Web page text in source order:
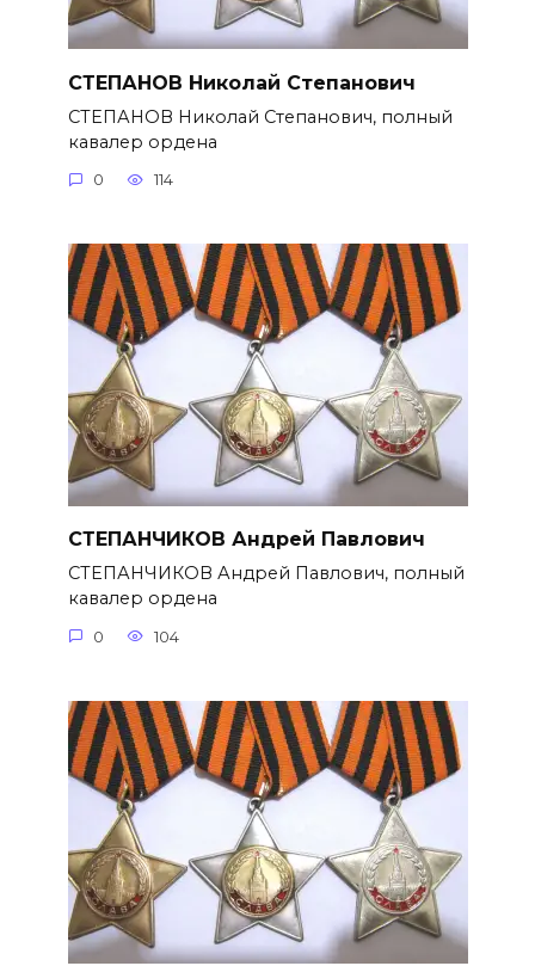
СТЕПАНОВ Николай Степанович
СТЕПАНОВ Николай Степанович, полный
кавалер ордена
0 114
СТЕПАНЧИКОВ Андрей Павлович
СТЕПАНЧИКОВ Андрей Павлович, полный
кавалер ордена
0 104